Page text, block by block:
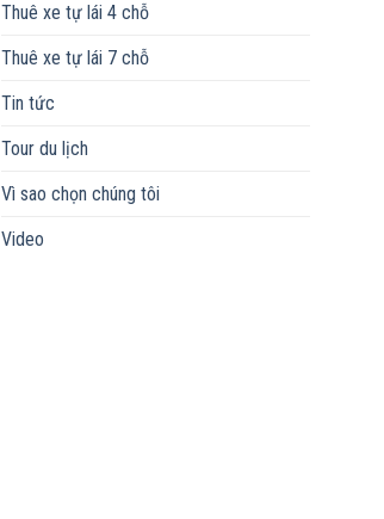
Thuê xe tự lái 4 chỗ
Thuê xe tự lái 7 chỗ
Tin tức
Tour du lịch
Vì sao chọn chúng tôi
Video